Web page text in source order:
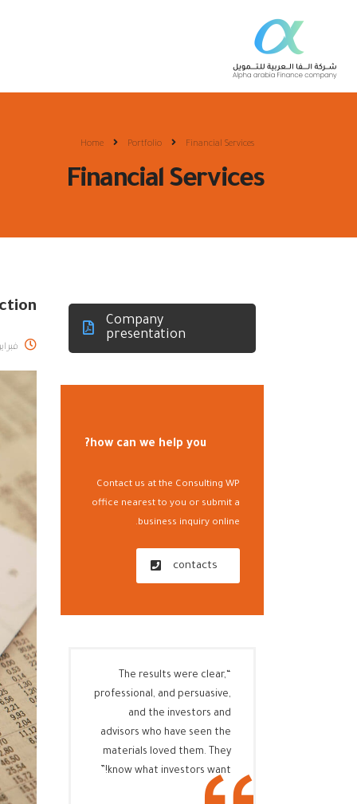
Home Portfolio Financial Services
Financial Services
فبراير 7,
Company
presentation
how can we help you?
Contact us at the Consulting WP
office nearest to you or submit a
business inquiry online.
contacts
“The results were clear,
professional, and persuasive,
and the investors and
advisors who have seen the
materials loved them. They
know what investors want!”